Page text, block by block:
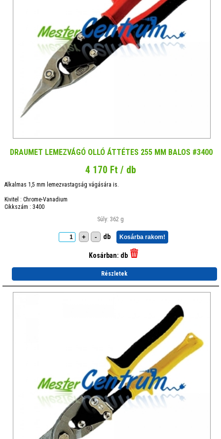
DRAUMET LEMEZVÁGÓ OLLÓ ÁTTÉTES 255 MM BALOS #3400
4 170 Ft / db
Alkalmas 1,5 mm lemezvastagság vágására is.
Kivitel : Chrome-Vanadium
Cikkszám : 3400
Súly: 362 g
+ - db Kosárba rakom!
Kosárban: db
Részletek